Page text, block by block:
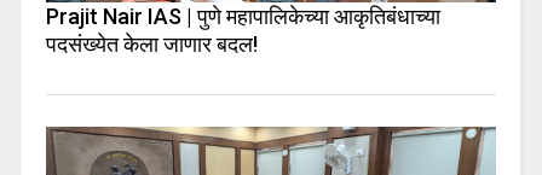
Prajit Nair IAS | पुणे महापालिकेच्या आकृतिबंधाच्या
पदसंख्येत केला जाणार बदल!